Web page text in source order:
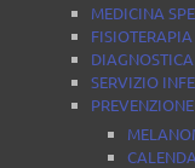
MEDICINA
DIAGNOSTICA
SERVIZIO
PREVENZIONE